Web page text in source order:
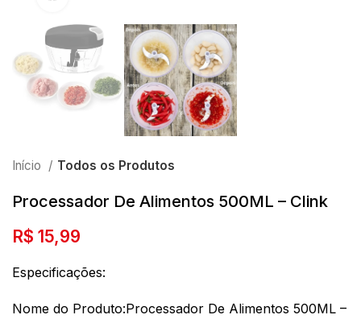
Início Todos os Produtos
Processador De Alimentos 500ML – Clink
R$ 15,99
Especificações:
Nome do Produto:Processador De Alimentos 500ML –